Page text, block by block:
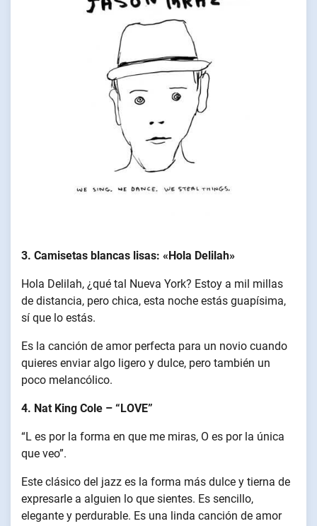
3. Camisetas blancas lisas: «Hola Delilah»
Hola Delilah, ¿qué tal Nueva York? Estoy a mil millas
de distancia, pero chica, esta noche estás guapísima,
sí que lo estás.
Es la canción de amor perfecta para un novio cuando
quieres enviar algo ligero y dulce, pero también un
poco melancólico.
4. Nat King Cole – “LOVE”
“L es por la forma en que me miras, O es por la única
que veo”.
Este clásico del jazz es la forma más dulce y tierna de
expresarle a alguien lo que sientes. Es sencillo,
elegante y perdurable. Es una linda canción de amor